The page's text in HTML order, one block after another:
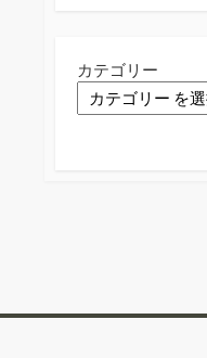
カテゴリー